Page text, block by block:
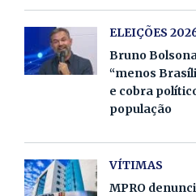
ELEIÇÕES
Bruno
“menos
e cobra
população
VÍTIMAS
MPRO